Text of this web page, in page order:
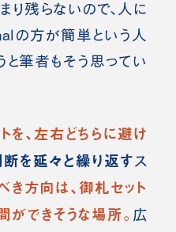
り残らないので、人に
の方が簡単という人
と筆者もそう思ってい
を、左右どちらに避け
断を延々と繰り返す ス
き方向は、御札セット
できそうな場所。 広